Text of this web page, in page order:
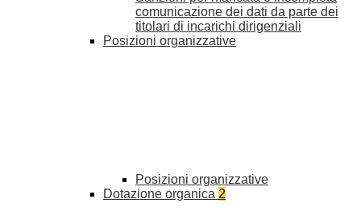
comunicazione dei dati da parte dei
titolari di incarichi dirigenziali
Posizioni organizzative
Posizioni organizzative
Dotazione organica 2